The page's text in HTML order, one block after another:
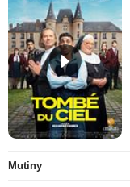
Mutiny